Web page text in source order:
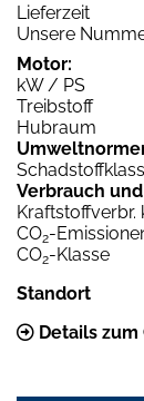
Lieferzeit
Unsere
Motor:
kW / PS
Treibstoff
Hubraum
Verbrauch
Kraftstoffverbr.
CO2-
CO2-Klasse
Standort
Details